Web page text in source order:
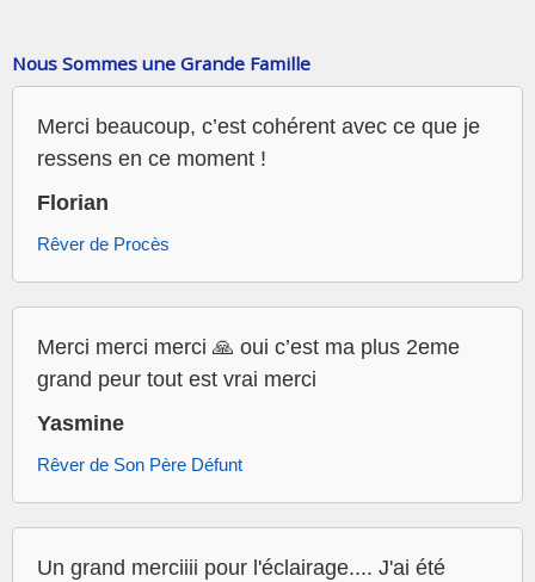
Nous Sommes une Grande Famille
Merci beaucoup, c’est cohérent avec ce que je
ressens en ce moment !
Florian
Rêver de Procès
Merci merci merci 🙏 oui c’est ma plus 2eme
grand peur tout est vrai merci
Yasmine
Rêver de Son Père Défunt
Un grand merciiii pour l'éclairage.... J'ai été